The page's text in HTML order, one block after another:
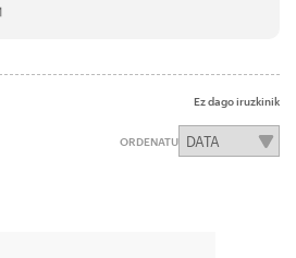
Ez dago iruzkinik
ORDENATU